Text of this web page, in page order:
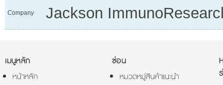
Company Jackson
เมนูหลัก
หน้าหลัก
ซ่อน
หมวดหมู่สินค้าแนะนำ